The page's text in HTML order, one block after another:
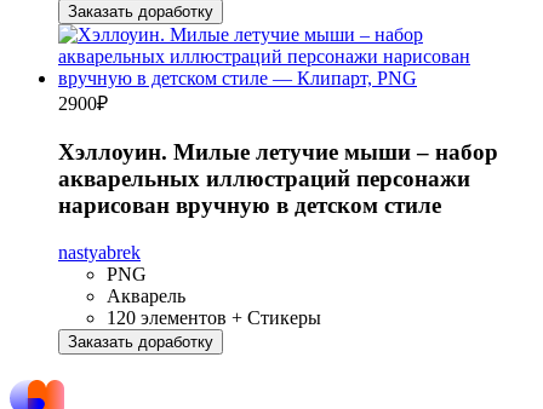
Заказать доработку
2900₽
Хэллоуин. Милые летучие мыши – набор
акварельных иллюстраций персонажи
нарисован вручную в детском стиле
nastyabrek
PNG
Акварель
120 элементов + Стикеры
Заказать доработку